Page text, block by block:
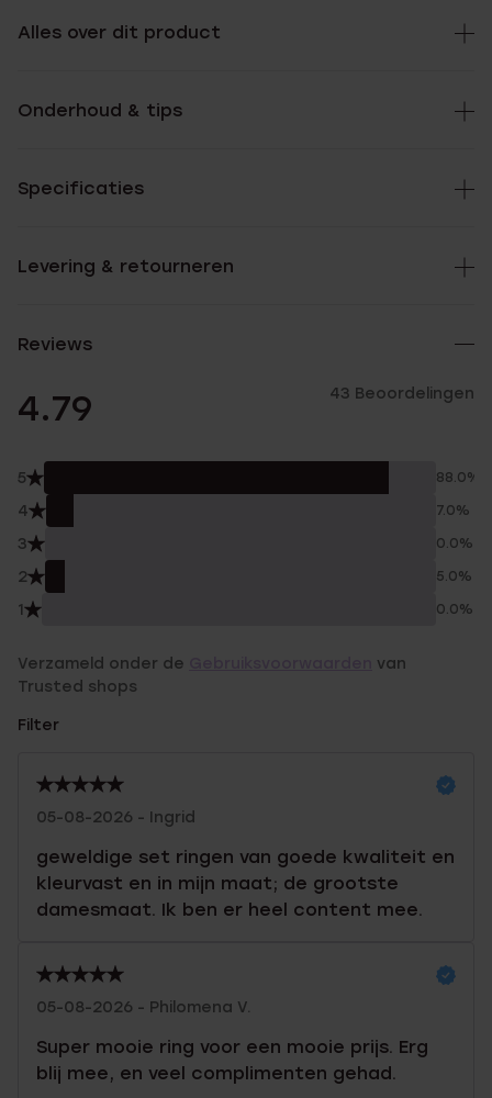
Alles over dit product
Onderhoud & tips
Specificaties
Levering & retourneren
Reviews
4.79 43 Beoordelingen
5 88.0%
4 7.0%
3 0.0%
2 5.0%
1 0.0%
Verzameld onder de
van
Trusted shops
Filter
05-08-2026 - Ingrid
geweldige set ringen van goede kwaliteit en
kleurvast en in mijn maat; de grootste
damesmaat. Ik ben er heel content mee.
05-08-2026 - Philomena V.
Super mooie ring voor een mooie prijs. Erg
blij mee, en veel complimenten gehad.